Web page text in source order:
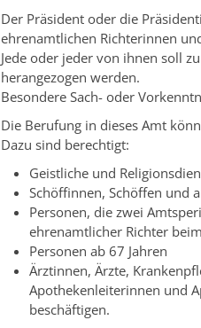
Der Präsident oder die
ehrenamtlichen Richterinnen
Jede oder jeder von ihnen soll
herangezogen werden.
Besondere Sach- oder
Die Berufung in dieses Amt
Dazu sind berechtigt:
Geistliche und
Schöffinnen, Schöffen und
Personen, die zwei
ehrenamtlicher Richter
Personen ab 67 Jahren
Ärztinnen, Ärzte,
Apothekenleiterinnen und
beschäftigen.